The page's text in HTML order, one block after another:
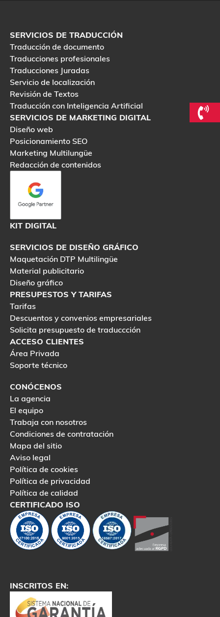
SERVICIOS DE TRADUCCIÓN
Traducción de documento
Traducciones profesionales
Traducciones Juradas
Servicio de localización
Revisión de Textos
Traducción con Inteligencia Artificial
SERVICIOS DE MARKETING DIGITAL
Diseño web
Posicionamiento SEO
Marketing Multilungüe
Redacción de contenidos
KIT DIGITAL
SERVICIOS DE DISEÑO GRÁFICO
Maquetación DTP Multilingüe
Material publicitario
Diseño gráfico
PRESUPESTOS Y TARIFAS
Tarifas
Descuentos y convenios empresariales
Solicita presupuesto de traduccción
ACCESO CLIENTES
Área Privada
Soporte técnico
CONÓCENOS
La agencia
El equipo
Trabaja con nosotros
Condiciones de contratación
Mapa del sitio
Aviso legal
Política de cookies
Política de privacidad
Política de calidad
CERTIFICADO ISO
INSCRITOS EN: